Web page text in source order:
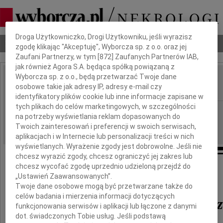
Nekrologi Odeszli Poradnik pogrzebowy
IMIĘ I NAZWISKO: Bogusław Szwedowicz
REGION: Warszawa
DATA EMISJI: 17.10.2024
W dniu 1 października 2024 odszedł
Bogusław Szwedowicz
Dbamy o Twoją prywatność
Droga Użytkowniczko, Drogi Użytkowniku, jeśli wyrazisz
zgodę klikając "Akceptuję", Wyborcza sp. z o.o. oraz jej
Zaufani Partnerzy, w tym [872 ] Zaufanych Partnerów IAB,
jak również Agora S.A. będąca spółką powiązaną z
Wyborcza sp. z o.o., będą przetwarzać Twoje dane
osobowe takie jak adresy IP, adresy e-mail czy
identyfikatory plików cookie lub inne informacje zapisane w
tych plikach do celów marketingowych, w szczególności
na potrzeby wyświetlania reklam dopasowanych do
Twoich zainteresowań i preferencji w swoich serwisach,
aplikacjach i w Internecie lub personalizacji treści w nich
wyświetlanych. Wyrażenie zgody jest dobrowolne. Jeśli nie
chcesz wyrazić zgody, chcesz ograniczyć jej zakres lub
chcesz wycofać zgodę uprzednio udzieloną przejdź do
„Ustawień Zaawansowanych”.
Twoje dane osobowe mogą być przetwarzane także do
celów badania i mierzenia informacji dotyczących
funkcjonowania serwisów i aplikacji lub łączone z danymi
dot. świadczonych Tobie usług. Jeśli podstawą